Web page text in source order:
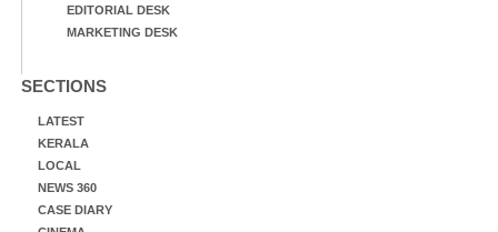
EDITORIAL DESK
MARKETING DESK
SECTIONS
LATEST
KERALA
LOCAL
NEWS 360
CASE DIARY